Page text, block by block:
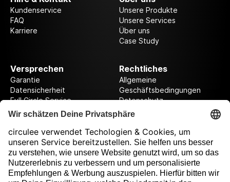
Kundenservice
FAQ
Karriere
Unsere Produkte
Unsere Services
Über uns
Case Study
Versprechen
Garantie
Datensicherheit
Full Circle Service
Rechtliches
Allgemeine
Geschäftsbedingungen
Datenschutz
Datenschutzeinstellungen
Folge uns auf unserer Reise!